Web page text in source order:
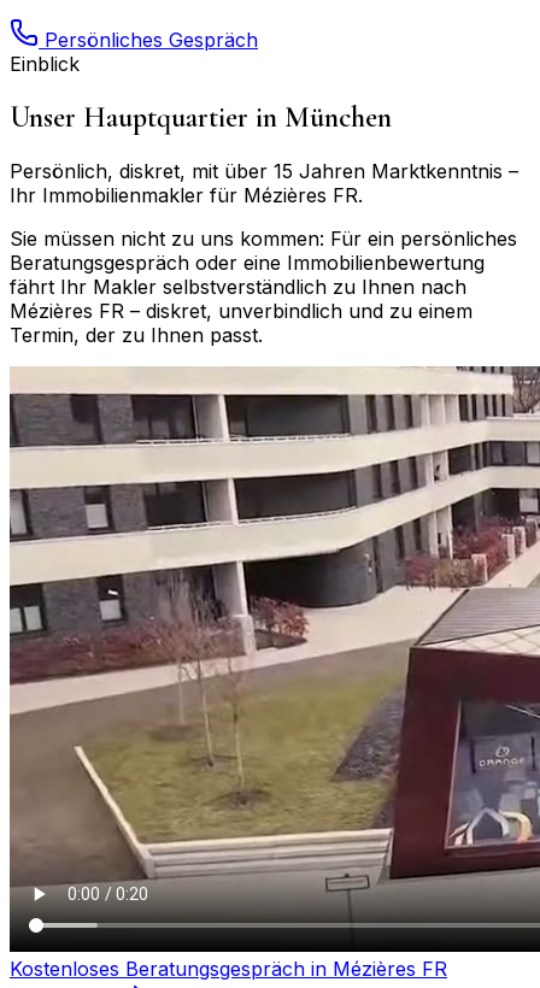
Persönliches Gespräch
Einblick
Unser Hauptquartier in München
Persönlich, diskret, mit über 15 Jahren Marktkenntnis –
Ihr Immobilienmakler für Mézières FR.
Sie müssen nicht zu uns kommen: Für ein persönliches
Beratungsgespräch oder eine Immobilienbewertung
fährt Ihr Makler selbstverständlich zu Ihnen nach
Mézières FR – diskret, unverbindlich und zu einem
Termin, der zu Ihnen passt.
Kostenloses Beratungsgespräch in Mézières FR